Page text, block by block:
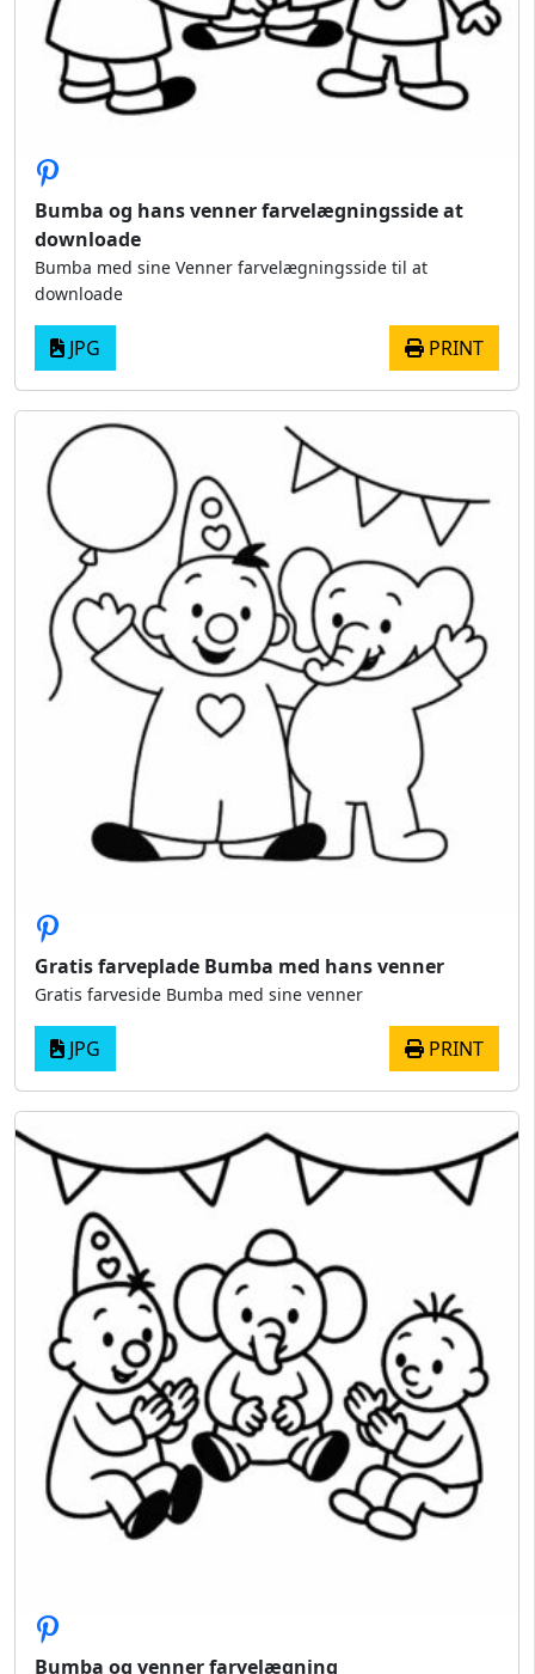
Bumba og hans venner farvelægningsside at
downloade
Bumba med sine Venner farvelægningsside til at
downloade
JPG PRINT
Gratis farveplade Bumba med hans venner
Gratis farveside Bumba med sine venner
JPG PRINT
Bumba og venner farvelægning